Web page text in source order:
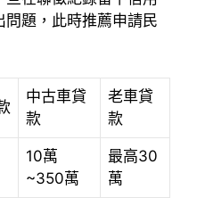
題，此時推薦申請民
中古車貸
款
老車貸
款
10萬
~350萬
最高30
萬